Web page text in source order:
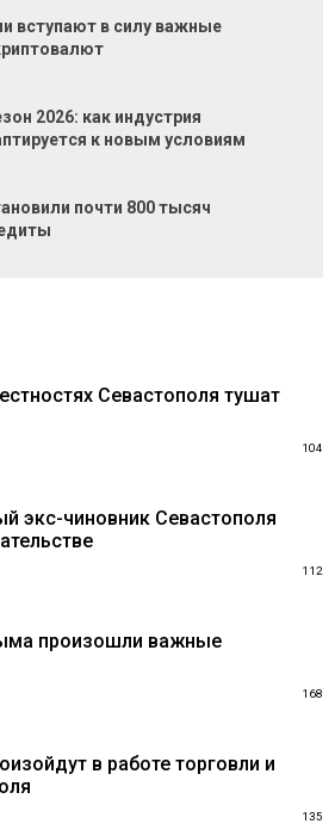
вступают в силу важные
2026: как индустрия
к новым условиям
почти 800 тысяч
Севастополя тушат
104
экс-чиновник Севастополя
112
произошли важные
168
в работе торговли и
135